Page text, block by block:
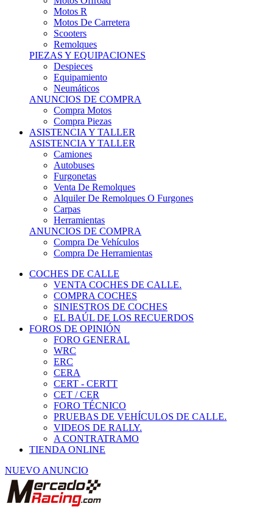
Motos R
Motos De Carretera
Scooters
Remolques
PIEZAS Y EQUIPACIONES
Despieces
Equipamiento
Neumáticos
ANUNCIOS DE COMPRA
Compra Motos
Compra Piezas
ASISTENCIA Y TALLER
ASISTENCIA Y TALLER
Camiones
Autobuses
Furgonetas
Venta De Remolques
Alquiler De Remolques O Furgones
Carpas
Herramientas
ANUNCIOS DE COMPRA
Compra De Vehículos
Compra De Herramientas
COCHES DE CALLE
VENTA COCHES DE CALLE.
COMPRA COCHES
SINIESTROS DE COCHES
EL BAÚL DE LOS RECUERDOS
FOROS DE OPINIÓN
FORO GENERAL
WRC
ERC
CERA
CERT - CERTT
CET / CER
FORO TÉCNICO
PRUEBAS DE VEHÍCULOS DE CALLE.
VIDEOS DE RALLY.
A CONTRATRAMO
TIENDA ONLINE
NUEVO ANUNCIO